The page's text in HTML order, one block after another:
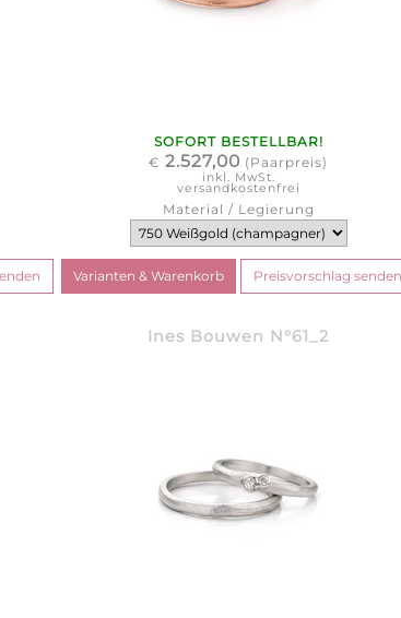
SOFORT BESTELLBAR!
€ 2.527,00 (Paarpreis)
inkl. MwSt.
versandkostenfrei
Material / Legierung
Ines Bouwen N°61_2